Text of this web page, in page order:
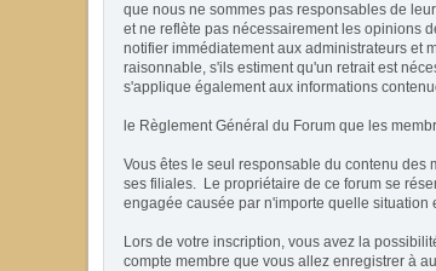
que nous ne sommes pas responsables de
et ne reflète pas nécessairement les opinions
notifier immédiatement aux administrateurs et
raisonnable, s'ils estiment qu'un retrait est
s'applique également aux informations
le Règlement Général du Forum que les
Vous êtes le seul responsable du contenu
ses filiales. Le propriétaire de ce forum se
engagée causée par n'importe quelle situation
Lors de votre inscription, vous avez la
compte membre que vous allez enregistrer à